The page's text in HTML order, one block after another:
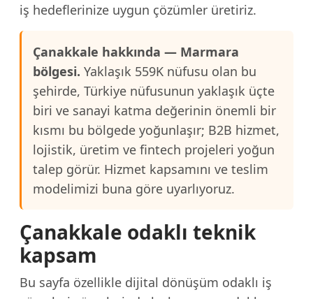
iş hedeflerinize uygun çözümler üretiriz.
Çanakkale hakkında — Marmara
bölgesi. Yaklaşık 559K nüfusu olan bu
şehirde, Türkiye nüfusunun yaklaşık üçte
biri ve sanayi katma değerinin önemli bir
kısmı bu bölgede yoğunlaşır; B2B hizmet,
lojistik, üretim ve fintech projeleri yoğun
talep görür. Hizmet kapsamını ve teslim
modelimizi buna göre uyarlıyoruz.
Çanakkale odaklı teknik
kapsam
Bu sayfa özellikle dijital dönüşüm odaklı iş